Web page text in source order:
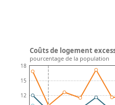
12
15
18
Coûts de logement
pourcentage de la population